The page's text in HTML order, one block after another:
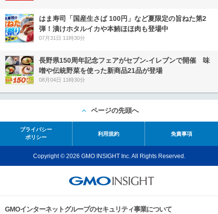
はま寿司「国産生さば 100円」など夏限定の旨ねた第2
弾！漬けホタルイカや本鮪ほほ肉も登場中
07月31日 11時30分
長野県150周年記念フェアがセブン-イレブンで開催 味
噌や伝統野菜を使った新商品21品が登場
08月04日 11時30分
ページの先頭へ
プライバシー
ポリシー
利用規約 免責事項
Copyright © 2026 GMO INSIGHT Inc. All Rights Reserved.
GMOインターネットグループのセキュリティ事業について